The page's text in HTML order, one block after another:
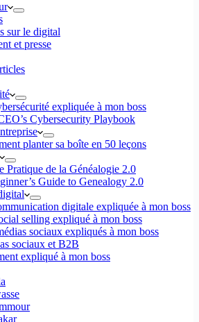
sur le digital
et presse
expliquée à mon boss
Cybersecurity Playbook
planter sa boîte en 50 leçons
Pratique de la Généalogie 2.0
Guide to Genealogy 2.0
digitale expliquée à mon boss
selling expliqué à mon boss
sociaux expliqués à mon boss
sociaux et B2B
expliqué à mon boss